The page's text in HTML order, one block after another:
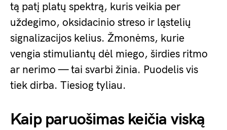
tą patį platų spektrą, kuris veikia per
uždegimo, oksidacinio streso ir ląstelių
signalizacijos kelius. Žmonėms, kurie
vengia stimuliantų dėl miego, širdies ritmo
ar nerimo — tai svarbi žinia. Puodelis vis
tiek dirba. Tiesiog tyliau.
Kaip paruošimas keičia viską